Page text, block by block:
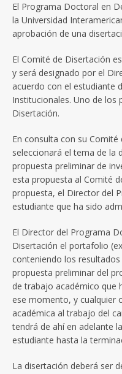
El Programa Doctoral en
la Universidad
aprobación de una
El Comité de Disertación
y será designado por el
acuerdo con el estudiante
Institucionales. Uno de los
Disertación.
En consulta con su
seleccionará el tema de la
propuesta preliminar de
esta propuesta al Comité
propuesta, el Director del
estudiante que ha sido
El Director del Programa
Disertación el portafolio
conteniendo los
propuesta preliminar del
de trabajo académico que
ese momento, y cualquier
académica al trabajo del
tendrá de ahí en adelante
estudiante hasta la
La disertación deberá ser